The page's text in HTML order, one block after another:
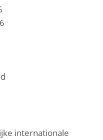
internationale